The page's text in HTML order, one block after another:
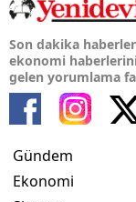
Son dakika
ekonomi
gelen yorumlama
Gündem
Ekonomi